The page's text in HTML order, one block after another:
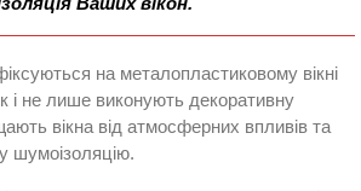
на металопластиковому вікні
і не лише виконують декоративну
вікна від атмосферних впливів та
шумоізоляцію.